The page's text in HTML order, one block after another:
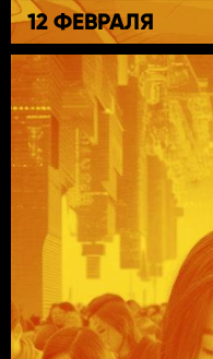
12 ФЕВРАЛЯ